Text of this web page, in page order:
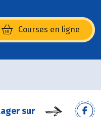
Courses en ligne
sur